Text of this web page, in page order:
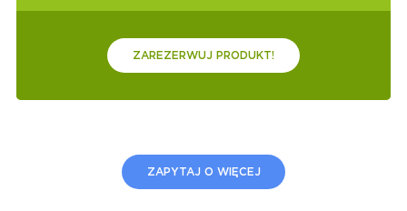
ZAREZERWUJ PRODUKT!
ZAPYTAJ O WIĘCEJ